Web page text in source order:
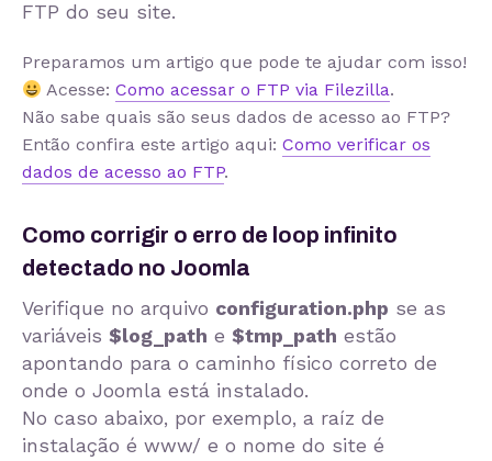
FTP do seu site.
Preparamos um artigo que pode te ajudar com isso!
Acesse:Como acessar o FTP via Filezilla.
Não sabe quais são seus dados de acesso ao FTP?
Então confira este artigo aqui: Como verificar os
dados de acesso ao FTP.
Como corrigir o erro de loop infinito
detectado no Joomla
Verifique no arquivo configuration.php se as
variáveis $log_path e $tmp_path estão
apontando para o caminho físico correto de
onde o Joomla está instalado.
No caso abaixo, por exemplo, a raíz de
instalação é www/ e o nome do site é